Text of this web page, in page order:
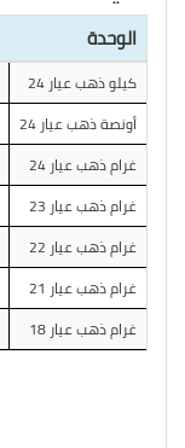
الوحدة
كيلو ذهب عيار 24
أونصة ذهب عيار 24
غرام ذهب عيار 24
غرام ذهب عيار 23
غرام ذهب عيار 22
غرام ذهب عيار 21
غرام ذهب عيار 18